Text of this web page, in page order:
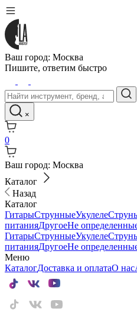
Ваш город: Москва
Пишите, ответим быстро
×
0
Ваш город: Москва
Каталог
Назад
Каталог
ГитарыСтрунныеУкулеле
питанияДругоеНе
ГитарыСтрунныеУкулеле
питанияДругоеНе
Меню
КаталогДоставка и оплатаО нас